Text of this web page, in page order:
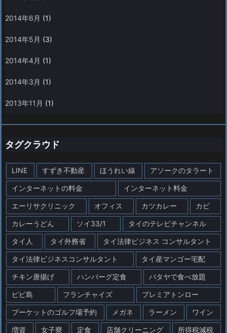
2014年6月 (1)
2014年5月 (3)
2014年4月 (1)
2014年3月 (1)
2013年11月 (1)
タグクラウド
LINE すずき不動産 ほうれい線 アソークのタラート
インターネットの料金 インターネット料金
エーリサクリニック オフィス カツカレー カビ
カレーうどん ソイ33/1 タイのテレビチャンネル
タイ人 タイ外務省 タイ法律ビジネス コンサルタント
タイ法律ビジネスコンサルタント タイ産マンゴー宅配
チキン唐揚げ ハンバーグ定食 パタヤで食べ放題
ピピ島 フランチャイズ プレミアトンロー
プーケットのゴルフ場予約 メガネ ラーメン ワイン
増資 女子寮 定食 店舗クリーニング 所得税減税